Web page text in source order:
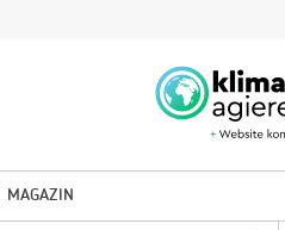
MAGAZIN